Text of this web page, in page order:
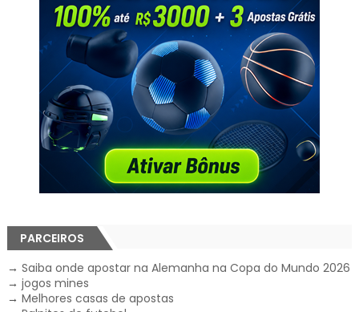
PARCEIROS
→ Saiba onde apostar na Alemanha na Copa do Mundo 2026
→ jogos mines
→ Melhores casas de apostas